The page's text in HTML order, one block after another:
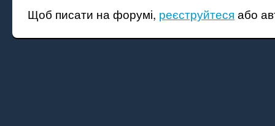
Щоб писати на форумі, реєструйтеся або